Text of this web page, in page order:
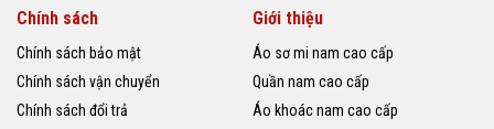
Chính sách
Chính sách bảo mật
Chính sách vận chuyển
Chính sách đổi trả
Giới thiệu
Áo sơ mi nam cao cấp
Quần nam cao cấp
Áo khoác nam cao cấp